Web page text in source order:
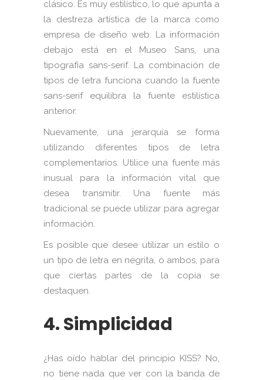
clásico. Es muy estilístico, lo que apunta a
la destreza artística de la marca como
empresa de diseño web. La información
debajo está en el Museo Sans, una
tipografía sans-serif. La combinación de
tipos de letra funciona cuando la fuente
sans-serif equilibra la fuente estilística
anterior.
Nuevamente, una jerarquía se forma
utilizando diferentes tipos de letra
complementarios. Utilice una fuente más
inusual para la información vital que
desea transmitir. Una fuente más
tradicional se puede utilizar para agregar
información.
Es posible que desee utilizar un estilo o
un tipo de letra en negrita, o ambos, para
que ciertas partes de la copia se
destaquen.
4. Simplicidad
¿Has oído hablar del principio KISS? No,
no tiene nada que ver con la banda de